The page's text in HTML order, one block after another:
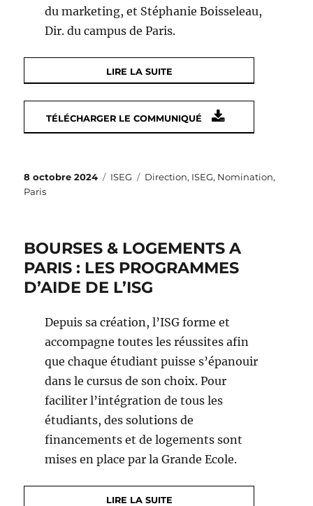
du marketing, et Stéphanie Boisseleau,
Dir. du campus de Paris.
LIRE LA SUITE
TÉLÉCHARGER LE COMMUNIQUÉ
Publié
le
8 octobre 2024 Catégories
ISEG Étiquettes
Direction, ISEG, Nomination,
Paris
BOURSES & LOGEMENTS A
PARIS : LES PROGRAMMES
D’AIDE DE L’ISG
Depuis sa création, l’ISG forme et
accompagne toutes les réussites afin
que chaque étudiant puisse s’épanouir
dans le cursus de son choix. Pour
faciliter l’intégration de tous les
étudiants, des solutions de
financements et de logements sont
mises en place par la Grande Ecole.
LIRE LA SUITE